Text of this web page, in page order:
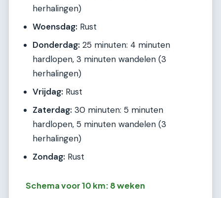
herhalingen)
Woensdag: Rust
Donderdag: 25 minuten: 4 minuten
hardlopen, 3 minuten wandelen (3
herhalingen)
Vrijdag: Rust
Zaterdag: 30 minuten: 5 minuten
hardlopen, 5 minuten wandelen (3
herhalingen)
Zondag: Rust
Schema voor 10 km: 8 weken